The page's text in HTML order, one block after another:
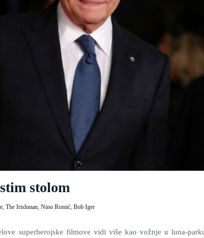
stolom
The Irishman, Nino Romić, Bob Iger
superherojske filmove vidi više kao vožnje u luna-